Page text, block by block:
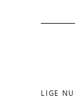
LIGE NU